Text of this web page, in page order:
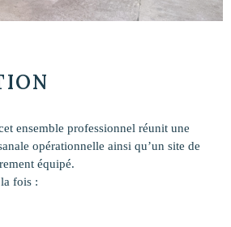
ensemble professionnel réunit une
opérationnelle ainsi qu’un site de
équipé.
fois :